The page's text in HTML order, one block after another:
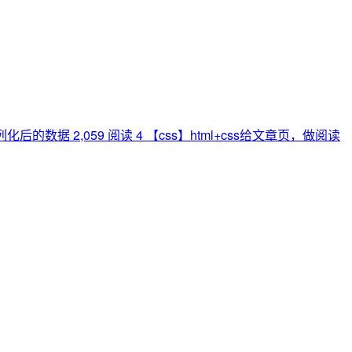
化后的数据2,059 阅读4 【css】html+css给文章页，做阅读